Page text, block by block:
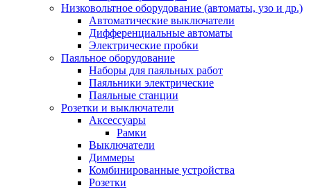
Низковольтное оборудование (автоматы, узо и др.)
Автоматические выключатели
Дифференциальные автоматы
Электрические пробки
Паяльное оборудование
Наборы для паяльных работ
Паяльники электрические
Паяльные станции
Розетки и выключатели
Аксессуары
Рамки
Выключатели
Диммеры
Комбинированные устройства
Розетки